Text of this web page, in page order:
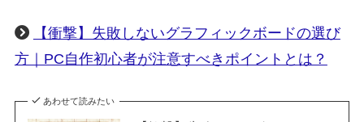
【衝撃】失敗しないグラフィックボードの選び
方｜PC自作初心者が注意すべきポイントとは？
あわせて読みたい